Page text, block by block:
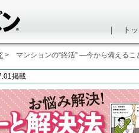
｜ ト
> マンションの“終活” ―今から備えるこ
掲載